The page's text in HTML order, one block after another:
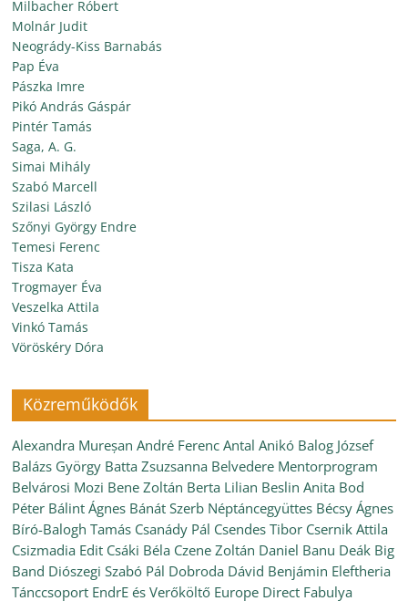
Milbacher Róbert
Molnár Judit
Neogrády-Kiss Barnabás
Pap Éva
Pászka Imre
Pikó András Gáspár
Pintér Tamás
Saga, A. G.
Simai Mihály
Szabó Marcell
Szilasi László
Szőnyi György Endre
Temesi Ferenc
Tisza Kata
Trogmayer Éva
Veszelka Attila
Vinkó Tamás
Vöröskéry Dóra
Közreműködők
Alexandra Mureșan André Ferenc Antal Anikó Balog József
Balázs György Batta Zsuzsanna Belvedere Mentorprogram
Belvárosi Mozi Bene Zoltán Berta Lilian Beslin Anita Bod
Péter Bálint Ágnes Bánát Szerb Néptáncegyüttes Bécsy Ágnes
Bíró-Balogh Tamás Csanády Pál Csendes Tibor Csernik Attila
Csizmadia Edit Csáki Béla Czene Zoltán Daniel Banu Deák Big
Band Diószegi Szabó Pál Dobroda Dávid Benjámin Eleftheria
Tánccsoport EndrE és Verőköltő Europe Direct Fabulya